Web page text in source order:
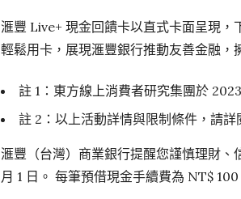
滙豐 Live+ 現金回饋卡以直式卡面呈現
輕鬆用卡，展現滙豐銀行推動友善金融，
註 1：東方線上消費者研究集團於
註 2：以上活動詳情與限制條件，請
滙豐（台灣）商業銀行提醒您謹慎理財
月 1 日。 每筆預借現金手續費為 NT$